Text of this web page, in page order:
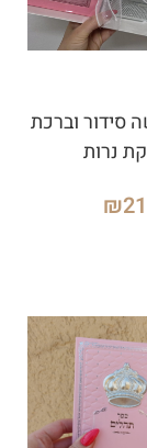
סידור וברכת
נרות
₪